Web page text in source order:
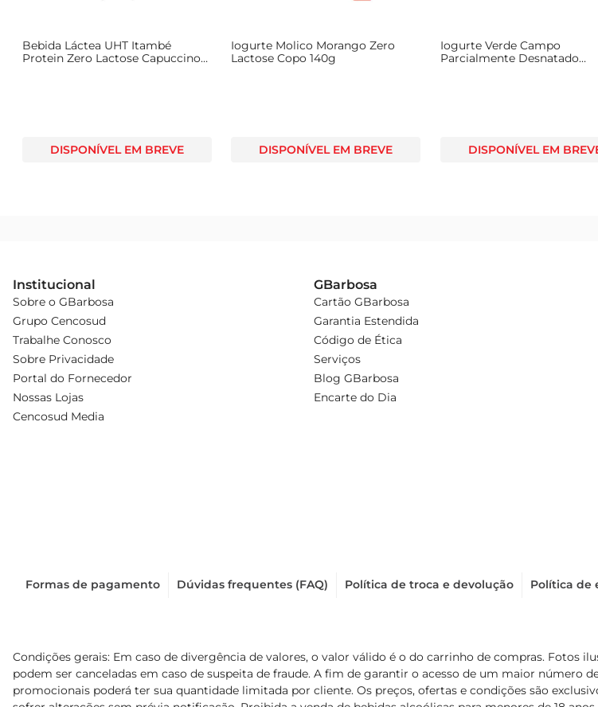
Bebida Láctea UHT Itambé
Protein Zero Lactose Capuccino
DISPONÍVEL EM BREVE
Iogurte Molico Morango Zero
Lactose Copo 140g
DISPONÍVEL EM BREVE
Iogurte Verde Campo
Parcialmente Desnatado
DISPONÍVEL EM
Institucional
Sobre o GBarbosa
Grupo Cencosud
Trabalhe Conosco
Sobre Privacidade
Portal do Fornecedor
Nossas Lojas
Cencosud Media
GBarbosa
Cartão GBarbosa
Garantia Estendida
Código de Ética
Serviços
Blog GBarbosa
Encarte do Dia
Formas de pagamento Dúvidas frequentes (FAQ) Política de troca e devolução Política de
Condições gerais: Em caso de divergência de valores, o valor válido é o do carrinho de compras. Fotos
podem ser canceladas em caso de suspeita de fraude. A fim de garantir o acesso de um maior número
promocionais poderá ter sua quantidade limitada por cliente. Os preços, ofertas e condições são